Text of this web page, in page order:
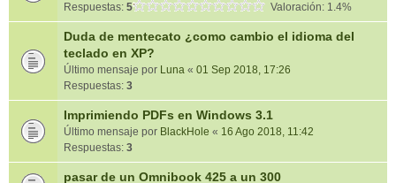
Respuestas: 5 Valoración: 1.4%
Duda de mentecato ¿como cambio el idioma del
teclado en XP?
Último mensaje por Luna « 01 Sep 2018, 17:26
Respuestas: 3
Imprimiendo PDFs en Windows 3.1
Último mensaje por BlackHole « 16 Ago 2018, 11:42
Respuestas: 3
pasar de un Omnibook 425 a un 300